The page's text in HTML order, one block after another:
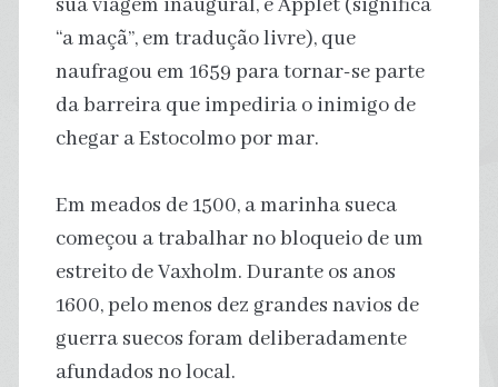
sua viagem inaugural, e Äpplet (significa
“a maçã”, em tradução livre), que
naufragou em 1659 para tornar-se parte
da barreira que impediria o inimigo de
chegar a Estocolmo por mar.
Em meados de 1500, a marinha sueca
começou a trabalhar no bloqueio de um
estreito de Vaxholm. Durante os anos
1600, pelo menos dez grandes navios de
guerra suecos foram deliberadamente
afundados no local.